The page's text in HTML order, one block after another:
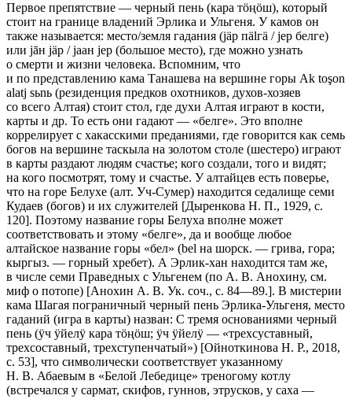
Первое препятствие — черный пень (кара тöңöш), который
стоит на гра­нице владений Эрлика и Ульгеня. У камов он
также называется: ме­сто/земля гадания (jäр пälгä / jер белге)
или jāн jäр / jаан jер (большое ме­сто), где можно узнать
о смерти и жизни человека. Вспомним, что
и по представлению кама Танашева на вершине горы Ak toşon
alatj sьnь (резиденция предков охотников, духов-хозяев
со всего Алтая) стоит стол, где духи Алтая играют в кости,
карты и др. То есть они гадают — «белге». Это вполне
коррелирует с хакасскими преданиями, где говорится как семь
богов на вершине таскыла на золотом столе (шестеро) играют
в карты раз­дают людям счастье; кого создали, того и видят;
на кого посмотрят, тому и счастье. У алтайцев есть поверье,
что на горе Белухе (алт. Уч-Сумер) на­ходится седалище семи
Кудаев (богов) и их служителей [Дыренкова Н. П., 1929, с.
120]. Поэтому название горы Белуха вполне может
соответствовать и этому «белге», да и вообще любое
алтайское название горы «бел» (bel на шорск. — грива, гора;
кыргыз. — горный хребет). А Эрлик-хан находится там же,
в числе семи Праведных с Ульгенем (по А. В. Анохину, см.
миф о потопе) [Анохин А. В. Ук. соч., с. 84—89.]. В мистерии
кама Шагая погранич­ный черный пень Эрлика-Ульгеня, место
гаданий (игра в карты) назван: С тремя основаниями черный
пень (ÿч ÿйелÿ кара тöңöш; ÿч ÿйелÿ — «трехсу­ставный,
трехсоставный, трехступенчатый») [Ойноткинова Н. Р., 2018,
с. 53], что символически соответствует указанному
Н. В. Абаевым в «Белой Лебедице» треногому котлу
(встречался у сармат, скифов, гуннов, этрусков, у саха —